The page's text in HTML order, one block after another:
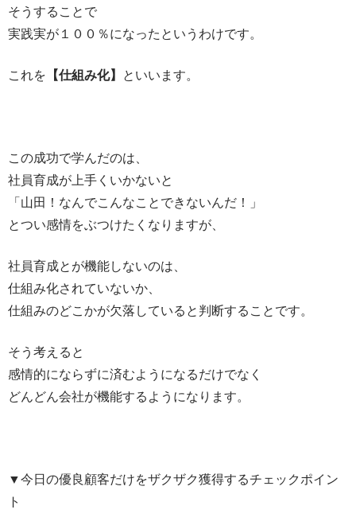
そうすることで
実践実が１００％になったというわけです。
これを 【仕組み化】 といいます。
この成功で学んだのは、
社員育成が上手くいかないと
「山田！なんでこんなことできないんだ！」
とつい感情をぶつけたくなりますが、
社員育成とが機能しないのは、
仕組み化されていないか、
仕組みのどこかが欠落していると判断することです。
そう考えると
感情的にならずに済むようになるだけでなく
どんどん会社が機能するようになります。
▼今日の優良顧客だけをザクザク獲得するチェックポイン
ト